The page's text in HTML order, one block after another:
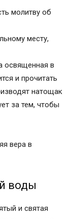
молитву об
месту,
освященная в
и прочитать
натощак
за тем, чтобы
вера в
воды
и святая